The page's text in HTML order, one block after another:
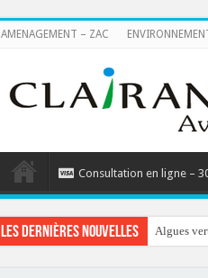
AMENAGEMENT – ZAC
Consultation en ligne –
Les dernières nouvelles Algues